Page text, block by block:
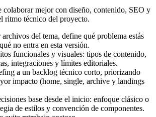
colaborar mejor con diseño, contenido, SEO y
ritmo técnico del proyecto.
archivos del tema, define qué problema estás
no entra en esta versión.
funcionales y visuales: tipos de contenido,
integraciones y límites editoriales.
a un backlog técnico corto, priorizando
impacto (home, single, archive y landings
base desde el inicio: enfoque clásico o
de estilos y convención de componentes.